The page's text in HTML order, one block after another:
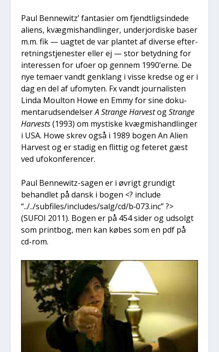
Paul Ben­newitz’ fan­ta­si­er om fjendt­ligsin­de­de
ali­ens, kvæg­mis­hand­lin­ger, underjor­di­ske baser
m.m. fik — uag­tet de var plan­tet af diver­se efter­
ret­ning­s­tje­ne­ster eller ej — stor betyd­ning for
inter­es­sen for ufo­er op gen­nem 1990’erne. De
nye tema­er vandt genklang i vis­se kred­se og er i
dag en del af ufo­myten. Fx vandt jour­na­li­sten
Lin­da Moult­on Howe en Emmy for sine doku­
men­tar­ud­sen­del­serA Stran­ge Har­vestogStran­ge
Har­ve­sts(1993) om mysti­ske kvæg­mis­hand­lin­ger
i USA. Howe skrev også i 1989 bogen An Ali­en
Har­vest og er sta­dig en flit­tig og fete­ret gæst
ved ufo­kon­fe­ren­cer.
Paul Ben­newitz-sagen er i øvrigt grun­digt
behand­let på dansk i bogen <? inclu­de
“../../subfiles/includes/salg/cd/b‑073.inc” ?>
(SUFOI 2011). Bogen er på 454 sider og udsolgt
som print­bog, men kan købes som en pdf på
cd-rom.